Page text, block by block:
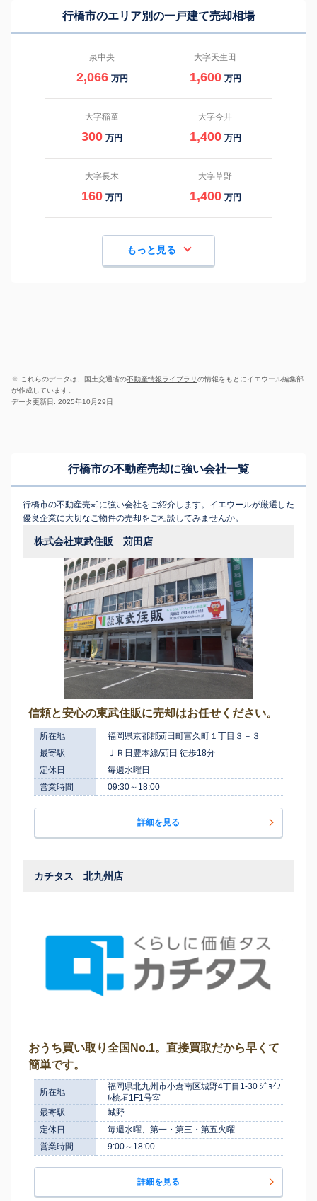
行橋市のエリア別の一戸建て売却相場
泉中央
2,066 万円
大字天生田
1,600 万円
大字稲童
300 万円
大字今井
1,400 万円
大字長木
160 万円
大字草野
1,400 万円
もっと見る
※ これらのデータは、国土交通省の不動産情報ライブラリの情報をもとにイエウール編集部
が作成しています。
データ更新日: 2025年10月29日
行橋市の不動産売却に強い会社一覧
行橋市の不動産売却に強い会社をご紹介します。イエウールが厳選した
優良企業に大切なご物件の売却をご相談してみませんか。
株式会社東武住販 苅田店
信頼と安心の東武住販に売却はお任せください。
所在地
福岡県京都郡苅田町富久町１丁目３－３
最寄駅
ＪＲ日豊本線/苅田 徒歩18分
定休日
毎週水曜日
営業時間
09:30～18:00
詳細を見る
カチタス 北九州店
おうち買い取り全国No.1。直接買取だから早くて
簡単です。
所在地
福岡県北九州市小倉南区城野4丁目1-30 ｼﾞｮｲﾌ
ﾙ桧垣1F1号室
最寄駅
城野
定休日
毎週水曜、第一・第三・第五火曜
営業時間
9:00～18:00
詳細を見る